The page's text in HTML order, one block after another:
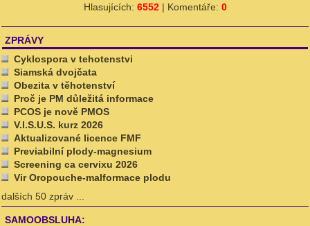
ZPRÁVY
Cyklospora v tehotenstvi
Siamská dvojčata
Obezita v těhotenství
Proč je PM důležitá informace
PCOS je nově PMOS
V.I.S.U.S. kurz 2026
Aktualizované licence FMF
Previabilní plody-magnesium
Screening ca cervixu 2026
Vir Oropouche-malformace plodu
dalších 50 zpráv ...
Hlasujících: 6552| Komentáře: 0
SAMOOBSLUHA: